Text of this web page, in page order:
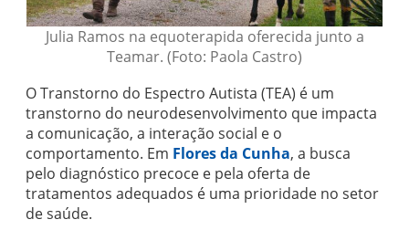
Julia Ramos na equoterapida oferecida junto a
Teamar. (Foto: Paola Castro)
O Transtorno do Espectro Autista (TEA) é um
transtorno do neurodesenvolvimento que impacta
a comunicação, a interação social e o
comportamento. Em Flores da Cunha, a busca
pelo diagnóstico precoce e pela oferta de
tratamentos adequados é uma prioridade no setor
de saúde.